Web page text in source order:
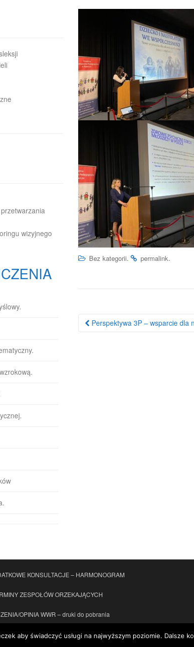
Bez kategorii. permalink.
Nawigacja
Perspektywa 3P – wsparcie dla
wizyjnego
KONSULTACJE – HARMONOGRAM
ZESPOŁÓW ORZEKAJĄCYCH
OPINIA WWR – druki do pobrania
MAŁOLETNICH
aby świadczyć usługi na najwyższym poziomie. Dalsze